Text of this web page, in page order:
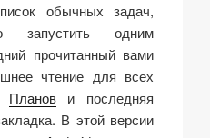
обычных задач,
запустить одним
прочитанный вами
чтение для всех
Планови последняя
В этой версии